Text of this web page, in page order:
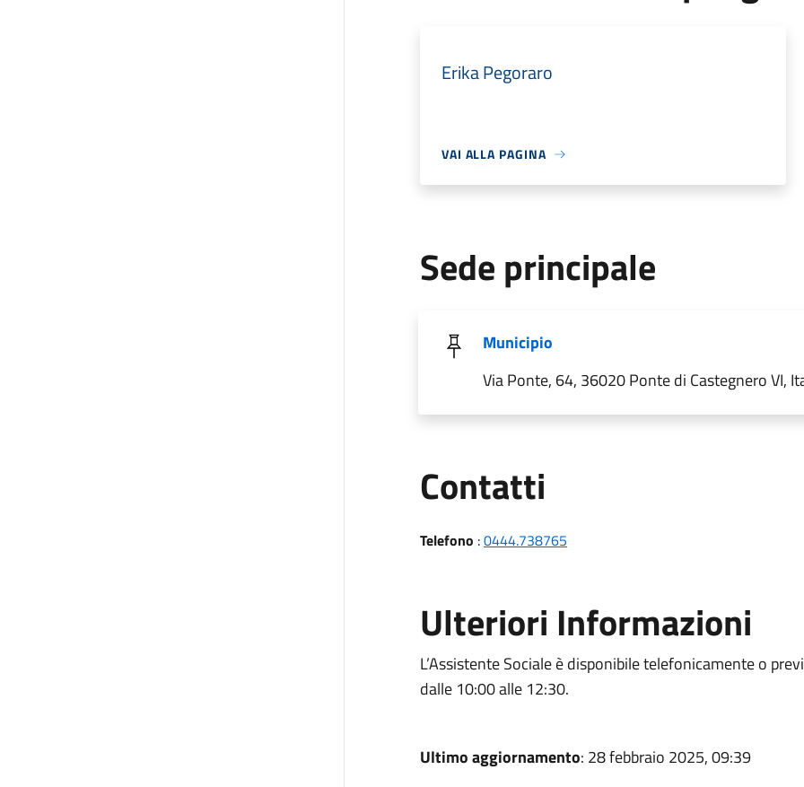
Erika Pegoraro
VAI ALLA PAGINA
Sede principale
Municipio
Via Ponte, 64, 36020 Ponte di Castegnero VI,
Contatti
Telefono :0444.738765
Ulteriori Informazioni
L’Assistente Sociale è disponibile telefonicamente o
dalle 10:00 alle 12:30.
Ultimo aggiornamento: 28 febbraio 2025, 09:39